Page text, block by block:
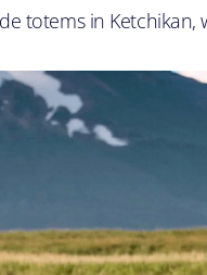
totems in Ketchikan,